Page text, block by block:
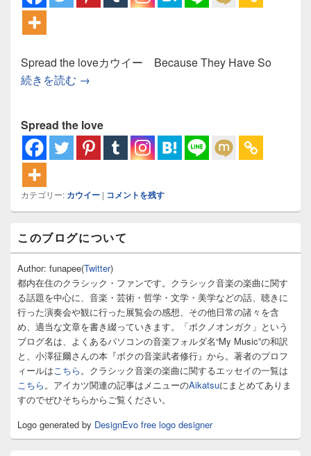
Spread the loveカウイー Because They Have So
続きを読む カウイー Because They Have Songs：僕
→
Spread the love
カテゴリー: カウイー | コメントを残す
ン
サ
イ
バ
ー
ウ
ィ
ト
ア
このブログについて
Author: funapee(Twitter)
都内在住のクラシック・ファンです。クラシック音楽の楽曲に関す
る話題を中心に、音楽・芸術・哲学・文学・美学などの話、聴きに
行った演奏会や観に行った展覧会の感想、その他日常の諸々を含
め、適当な文章を書き綴っていきます。「ボクノオンガク」という
ブログ名は、よくあるパソコンの音楽フォルダ名“My Music”の和訳
と、小澤征爾さんの本『ボクの音楽武者修行』から。著者のプロフ
ィールはこちら。クラシック音楽の楽曲に関するエッセイの一覧は
こちら。アイカツ関連の記事はメニューのAikatsuにまとめてありま
すのでぜひそちらからご覧ください。
Logo generated by DesignEvo free logo designer